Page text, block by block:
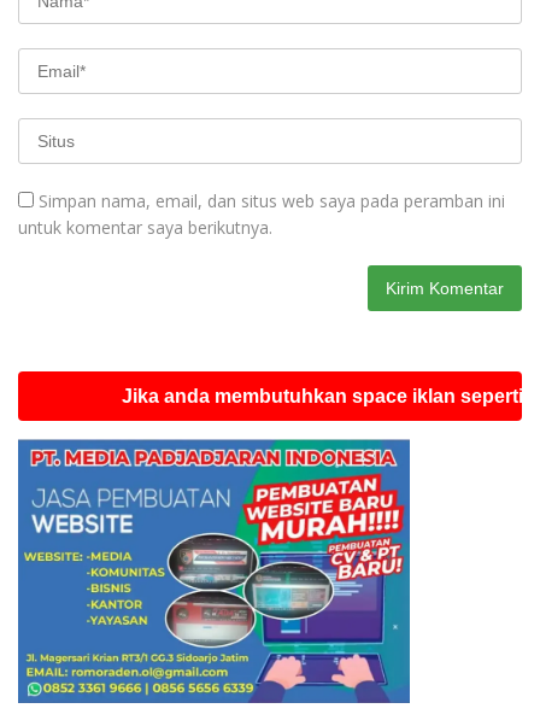
Simpan nama, email, dan situs web saya pada peramban ini
untuk komentar saya berikutnya.
Jika anda membutuhkan space iklan seperti ini